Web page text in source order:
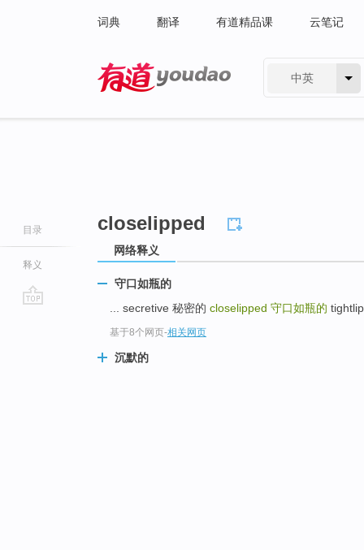
词典 翻译 有道精品课 云笔记
中英
目录
释义
closelipped
网络释义
守口如瓶的
... secretive 秘密的 closelipped 守口如瓶的
基于8个网页-相关网页
沉默的